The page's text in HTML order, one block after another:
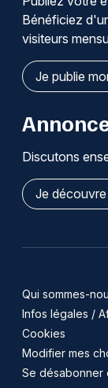
Bénéficiez
visiteurs
Je publie
Discutons
Je
Qui sommes-
Infos légales /
Cookies
Modifier mes
Se désabonner